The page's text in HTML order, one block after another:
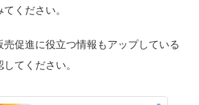
ください。
促進に役立つ情報もアップしている
てください。